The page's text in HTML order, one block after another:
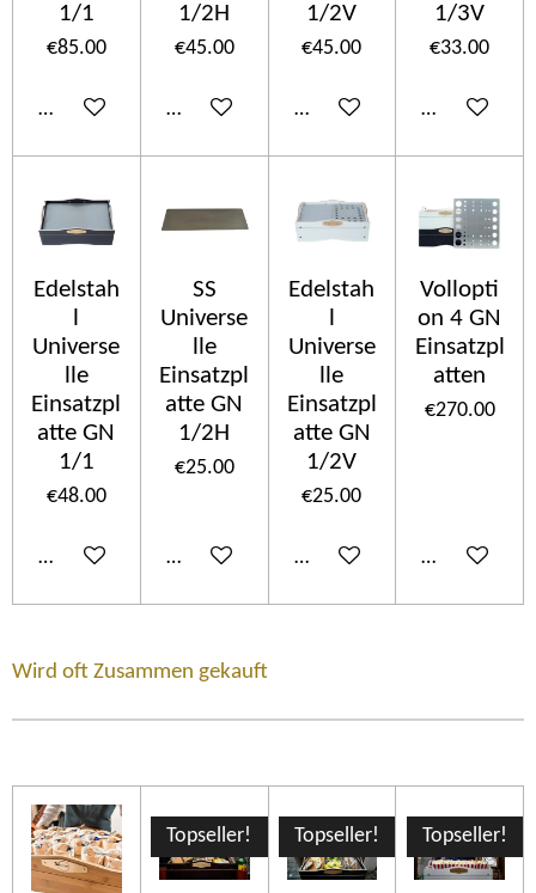
1/1
€85.00
Add to cart
1/2H
€45.00
Add to cart
1/2V
€45.00
Add to cart
1/3V
€33.00
Add to cart
Edelstah
l
Universe
lle
Einsatzpl
atte GN
1/1
€48.00
Add to cart
SS
Universe
lle
Einsatzpl
atte GN
1/2H
€25.00
Add to cart
Edelstah
l
Universe
lle
Einsatzpl
atte GN
1/2V
€25.00
Add to cart
Vollopti
on 4 GN
Einsatzpl
atten
€270.00
Add to cart
Wird oft Zusammen gekauft
Topseller! Topseller! Topseller!